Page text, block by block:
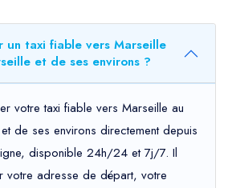
un taxi fiable vers Marseille
et de ses environs ?
votre taxi fiable vers Marseille au
de ses environs directement depuis
disponible 24h/24 et 7j/7. Il
votre adresse de départ, votre